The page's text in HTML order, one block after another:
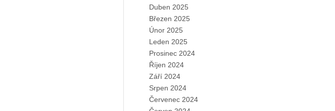
Duben 2025
Březen 2025
Únor 2025
Leden 2025
Prosinec 2024
Říjen 2024
Září 2024
Srpen 2024
Červenec 2024